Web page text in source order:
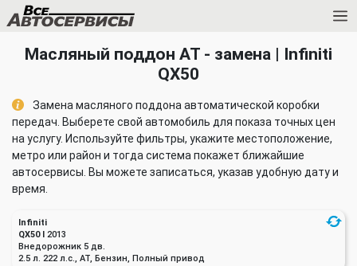
Масляный поддон АТ - замена | Infiniti
QX50
Замена масляного поддона автоматической коробки
передач. Выберете свой автомобиль для показа точных цен
на услугу. Используйте фильтры, укажите местоположение,
метро или район и тогда система покажет ближайшие
автосервисы. Вы можете записаться, указав удобную дату и
время.
Infiniti
QX50 I 2013
Внедорожник 5 дв.
2.5 л. 222 л.с., AT, Бензин, Полный привод